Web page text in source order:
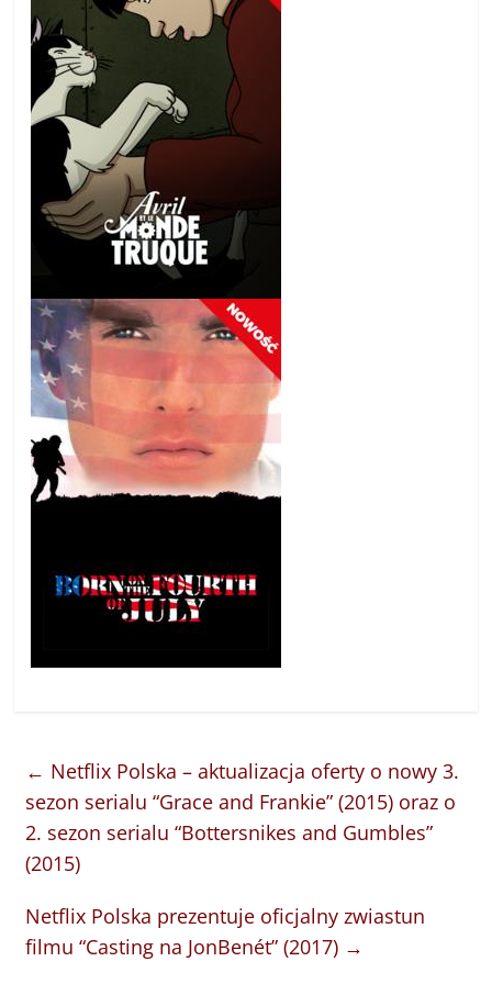
← Netflix Polska – aktualizacja oferty o nowy 3.
sezon serialu “Grace and Frankie” (2015) oraz o
2. sezon serialu “Bottersnikes and Gumbles”
(2015)
Netflix Polska prezentuje oficjalny zwiastun
filmu “Casting na JonBenét” (2017) →